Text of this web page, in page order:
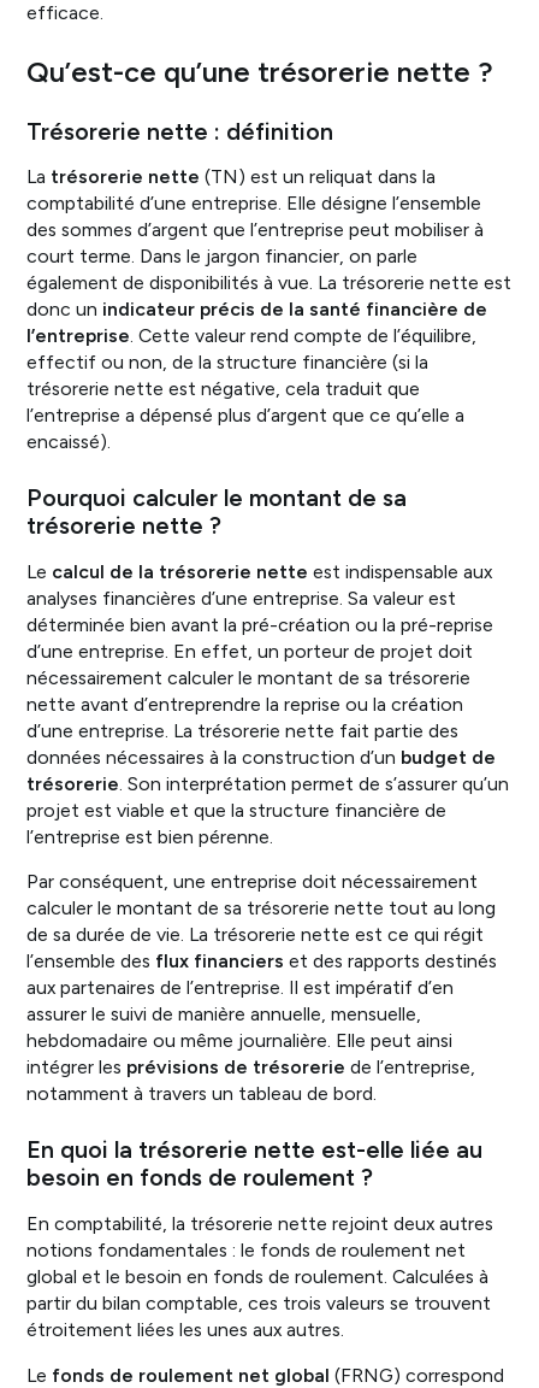
efficace.
Qu’est-ce qu’une trésorerie nette ?
Trésorerie nette : définition
La trésorerie nette (TN) est un reliquat dans la
comptabilité d’une entreprise. Elle désigne l’ensemble
des sommes d’argent que l’entreprise peut mobiliser à
court terme. Dans le jargon financier, on parle
également de disponibilités à vue. La trésorerie nette est
donc un indicateur précis de la santé financière de
l’entreprise. Cette valeur rend compte de l’équilibre,
effectif ou non, de la structure financière (si la
trésorerie nette est négative, cela traduit que
l’entreprise a dépensé plus d’argent que ce qu’elle a
encaissé).
Pourquoi calculer le montant de sa
trésorerie nette ?
Le calcul de la trésorerie nette est indispensable aux
analyses financières d’une entreprise. Sa valeur est
déterminée bien avant la pré-création ou la pré-reprise
d’une entreprise. En effet, un porteur de projet doit
nécessairement calculer le montant de sa trésorerie
nette avant d’entreprendre la reprise ou la création
d’une entreprise. La trésorerie nette fait partie des
données nécessaires à la construction d’un budget de
trésorerie . Son interprétation permet de s’assurer qu’un
projet est viable et que la structure financière de
l’entreprise est bien pérenne.
Par conséquent, une entreprise doit nécessairement
calculer le montant de sa trésorerie nette tout au long
de sa durée de vie. La trésorerie nette est ce qui régit
l’ensemble des flux financiers et des rapports destinés
aux partenaires de l’entreprise. Il est impératif d’en
assurer le suivi de manière annuelle, mensuelle,
hebdomadaire ou même journalière. Elle peut ainsi
intégrer les prévisions de trésorerie de l’entreprise,
notamment à travers un tableau de bord.
En quoi la trésorerie nette est-elle liée au
besoin en fonds de roulement ?
En comptabilité, la trésorerie nette rejoint deux autres
notions fondamentales : le fonds de roulement net
global et le besoin en fonds de roulement. Calculées à
partir du bilan comptable, ces trois valeurs se trouvent
étroitement liées les unes aux autres.
Le fonds de roulement net global (FRNG) correspond